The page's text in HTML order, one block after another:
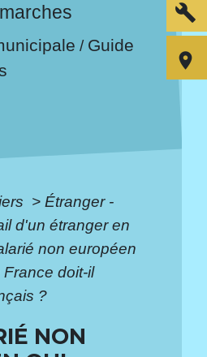
/ Guide
> Étranger -
d'un étranger en
non européen
doit-il
?
NON
build
room